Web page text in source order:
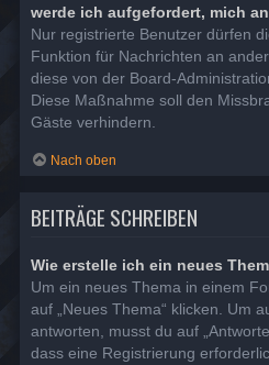
werde ich aufgefordert, mich
Nur registrierte Benutzer dürfen
Funktion für Nachrichten an
diese von der Board-
Diese Maßnahme soll den
Gäste verhindern.
Nach oben
BEITRÄGE SCHREIBEN
Wie erstelle ich ein neues
Um ein neues Thema in einem
auf „Neues Thema“ klicken. Um
antworten, musst du auf
dass eine Registrierung